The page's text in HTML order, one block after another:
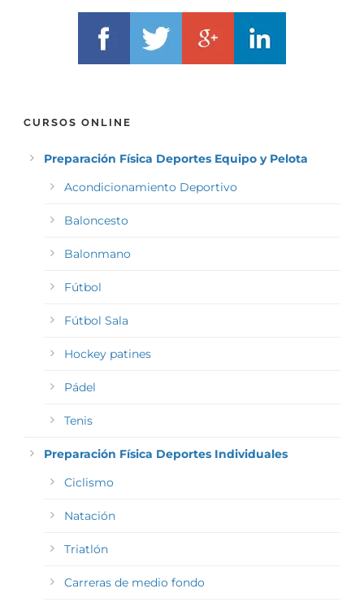
CURSOS ONLINE
Preparación Física Deportes Equipo y Pelota
Acondicionamiento Deportivo
Baloncesto
Balonmano
Fútbol
Fútbol Sala
Hockey patines
Pádel
Tenis
Preparación Física Deportes Individuales
Ciclismo
Natación
Triatlón
Carreras de medio fondo